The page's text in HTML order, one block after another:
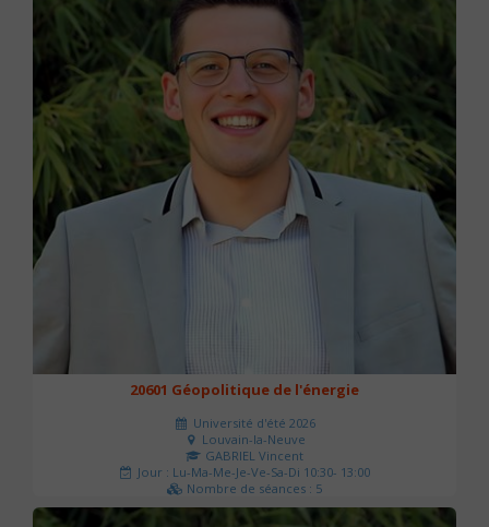
20601 Géopolitique de l'énergie
Université d'été 2026
Louvain-la-Neuve
GABRIEL Vincent
Jour : Lu-Ma-Me-Je-Ve-Sa-Di 10:30- 13:00
Nombre de séances : 5
120 €